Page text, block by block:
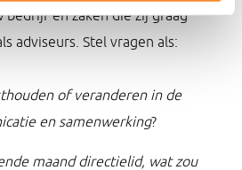
bedrijf en zaken die zij graag
adviseurs. Stel vragen als:
of veranderen in de
en samenwerking?
maand directielid, wat zou